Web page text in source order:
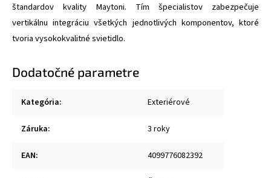
štandardov kvality Maytoni. Tím špecialistov zabezpečuje
vertikálnu integráciu všetkých jednotlivých komponentov, ktoré
tvoria vysokokvalitné svietidlo.
Dodatočné parametre
Kategória: Exteriérové
Záruka: 3 roky
EAN: 4099776082392